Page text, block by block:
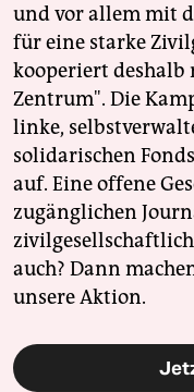
und vor allem mit
für eine starke
kooperiert
Zentrum". Die
linke,
solidarischen
auf. Eine offene
zugänglichen
auch? Dann
unsere Aktion.